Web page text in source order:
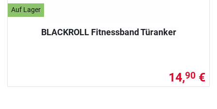
Auf Lager
BLACKROLL Fitnessband Türanker
14,90 €